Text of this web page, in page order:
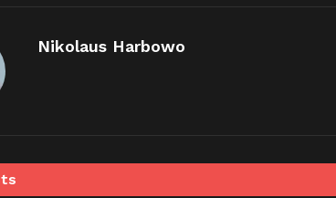
Nikolaus Harbowo